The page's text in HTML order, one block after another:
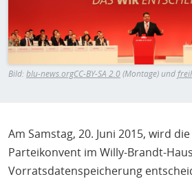
Bild:blu-news.orgCC-BY-SA 2.0(Montage) und
Am Samstag, 20. Juni 2015, wird
Parteikonvent im Willy-Brandt-
Vorratsdatenspeicherung